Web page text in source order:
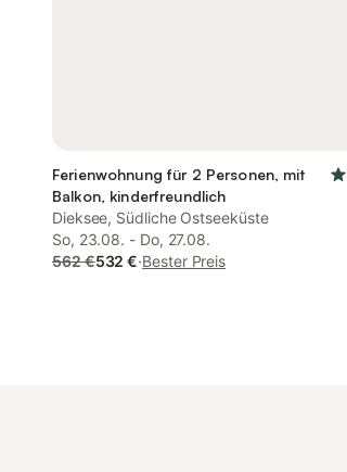
Ferienwohnung für 2 Personen, mit
Balkon, kinderfreundlich
Dieksee, Südliche Ostseeküste
So, 23.08. - Do, 27.08.
562 €532 €·Bester Preis